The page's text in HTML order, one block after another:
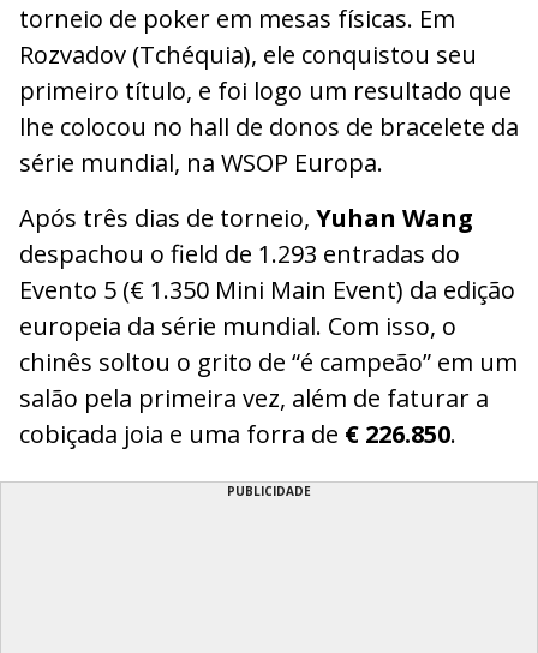
torneio de poker em mesas físicas. Em
Rozvadov (Tchéquia), ele conquistou seu
primeiro título, e foi logo um resultado que
lhe colocou no hall de donos de bracelete da
série mundial, na WSOP Europa.
Após três dias de torneio, Yuhan Wang
despachou o field de 1.293 entradas do
Evento 5 (€ 1.350 Mini Main Event) da edição
europeia da série mundial. Com isso, o
chinês soltou o grito de “é campeão” em um
salão pela primeira vez, além de faturar a
cobiçada joia e uma forra de € 226.850.
PUBLICIDADE